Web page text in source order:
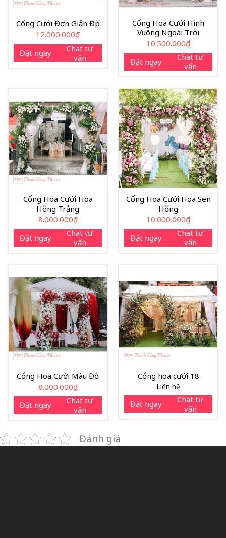
Cổng Cưới Đơn Giản Đẹp
12.000.000₫
Đặt ngay
Chat tư
vấn
Cổng Hoa Cưới Hình
Vuông Ngoài Trời
10.500.000₫
Đặt ngay
Chat tư
vấn
Cổng Hoa Cưới Hoa
Hồng Trắng
8.000.000₫
Đặt ngay
Chat tư
vấn
Cổng Hoa Cưới Hoa Sen
Hồng
10.000.000₫
Đặt ngay
Chat tư
vấn
Cổng Hoa Cưới Màu Đỏ
8.000.000₫
Đặt ngay
Chat tư
vấn
Cổng hoa cưới 18
Liên hệ
Đặt ngay
Chat tư
vấn
Đánh giá